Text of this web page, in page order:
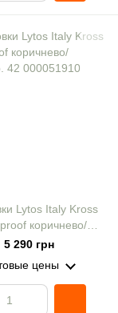
Lytos Italy Kross
коричнево/
черные р. 42
5 290 грн
цены